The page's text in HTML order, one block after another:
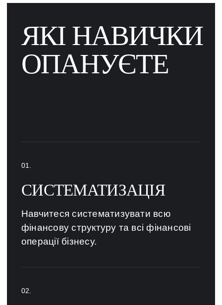
ЯКІ НАВИЧКИ
ОПАНУЄТЕ
СИСТЕМАТИЗАЦІЯ
Навчитеся систематизувати всю
фінансову структуру та всі фінансові
операції бізнесу.